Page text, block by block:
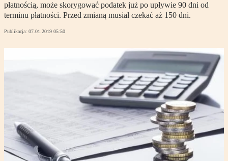
płatnością, może skorygować podatek już po upływie 90 dni od
terminu płatności. Przed zmianą musiał czekać aż 150 dni.
Publikacja: 07.01.2019 05:50